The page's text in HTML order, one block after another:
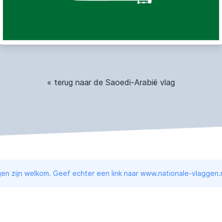
« terug naar de Saoedi-Arabië vlag
zijn welkom. Geef echter een link naar www.nationale-